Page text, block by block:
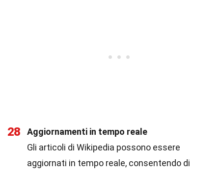
28
Aggiornamenti in tempo reale
Gli articoli di Wikipedia possono essere
aggiornati in tempo reale, consentendo di